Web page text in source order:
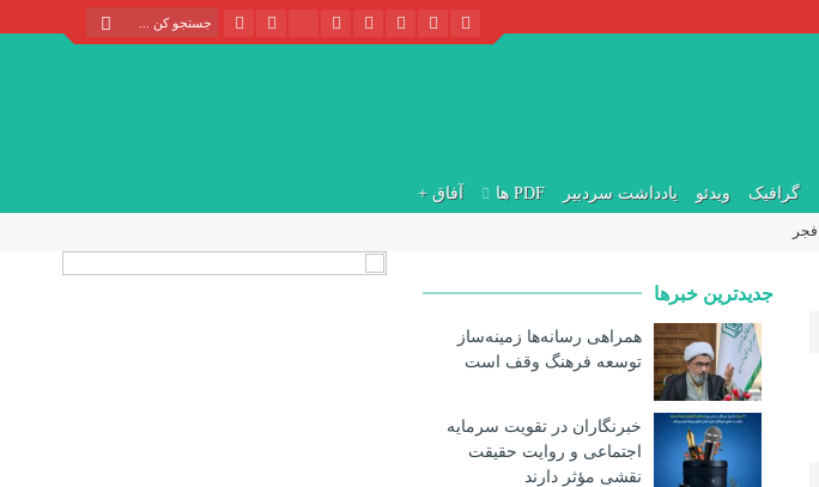
گرافیک ویدئو یادداشت سردبیر PDF ها آفاق +
جدیدترین خبرها
همراهی رسانه‌ها زمینه‌ساز
توسعه فرهنگ وقف است
خبرنگاران در تقویت سرمایه
اجتماعی و روایت حقیقت
نقشی مؤثر دارند